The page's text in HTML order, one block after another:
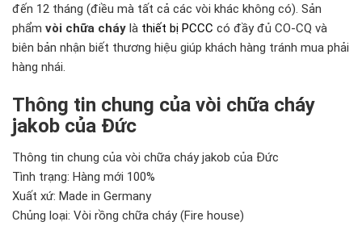
đến 12 tháng (điều mà tất cả các vòi khác không có). Sản
phẩm vòi chữa cháy là thiết bị PCCC có đầy đủ CO-CQ và
biên bản nhận biết thương hiệu giúp khách hàng tránh mua phải
hàng nhái.
Thông tin chung của vòi chữa cháy
jakob của Đức
Thông tin chung của vòi chữa cháy jakob của Đức
Tình trạng: Hàng mới 100%
Xuất xứ: Made in Germany
Chủng loại: Vòi rồng chữa cháy (Fire house)